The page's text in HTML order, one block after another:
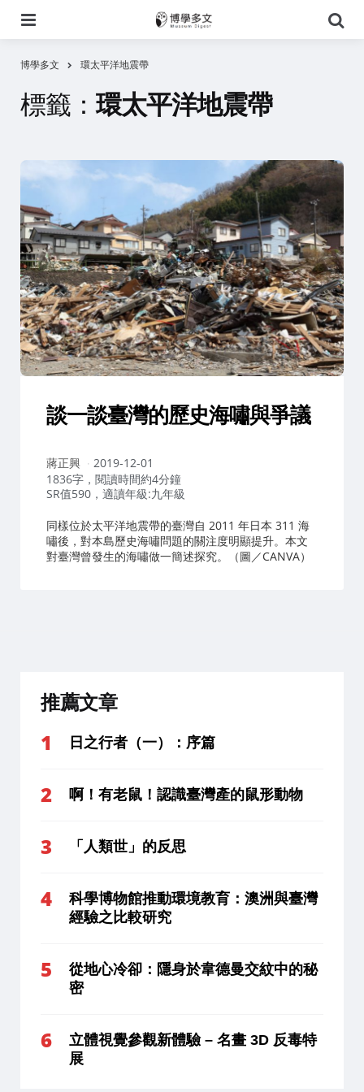
尋
博學多文 環太平洋地震帶
標籤：環太平洋地震帶
談一談臺灣的歷史海嘯與爭議
作
者：
蔣正興
2019-12-01
1836字，閱讀時間約4分鐘
SR值590，適讀年級:九年級
同樣位於太平洋地震帶的臺灣自 2011 年日本 311 海
嘯後，對本島歷史海嘯問題的關注度明顯提升。本文
對臺灣曾發生的海嘯做一簡述探究。（圖／CANVA）
推薦文章
日之行者（一）：序篇
啊！有老鼠！認識臺灣產的鼠形動物
「人類世」的反思
科學博物館推動環境教育：澳洲與臺灣
經驗之比較研究
從地心冷卻：隱身於韋德曼交紋中的秘
密
立體視覺參觀新體驗 – 名畫 3D 反毒特
展